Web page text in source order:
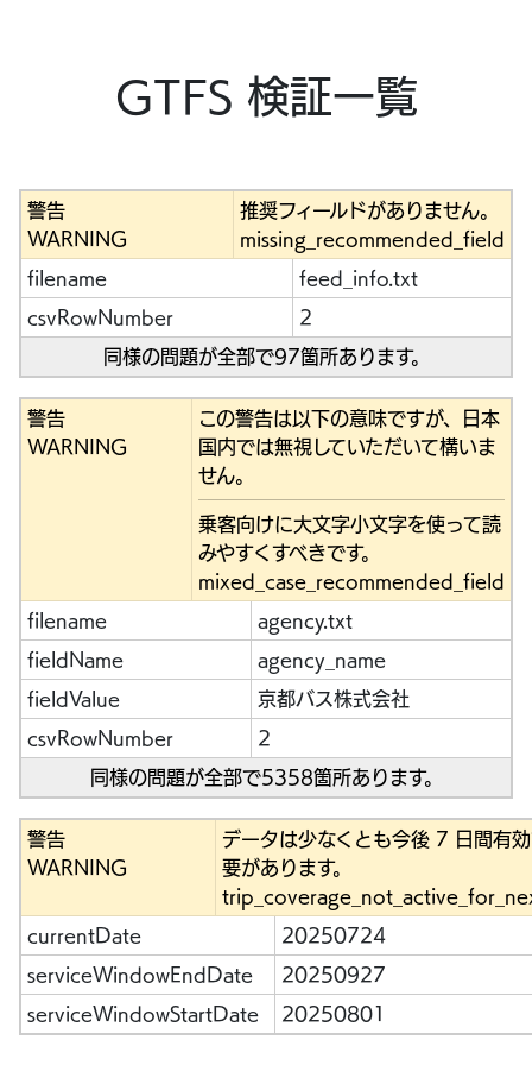
GTFS 検証一覧
警告
WARNING
推奨フィールドがありません。
missing_recommended_field
filename feed_info.txt
csvRowNumber 2
同様の問題が全部で97箇所あります。
警告
WARNING
この警告は以下の意味ですが、日本
国内では無視していただいて構いま
せん。
乗客向けに大文字小文字を使って読
みやすくすべきです。
mixed_case_recommended_field
filename agency.txt
fieldName agency_name
fieldValue 京都バス株式会社
csvRowNumber 2
同様の問題が全部で5358箇所あります。
警告
WARNING
データは少なくとも今後 7 日間有
要があります。
currentDate 20250724
serviceWindowEndDate 20250927
serviceWindowStartDate 20250801